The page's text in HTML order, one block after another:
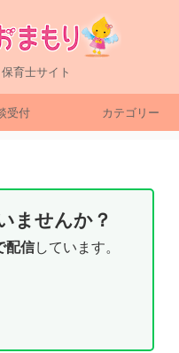
育士サイト
受付 カテゴリー
ませんか？
配信しています。